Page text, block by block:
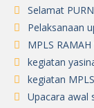
Selamat
Pelaksanaan
MPLS
kegiatan
kegiatan
Upacara awal